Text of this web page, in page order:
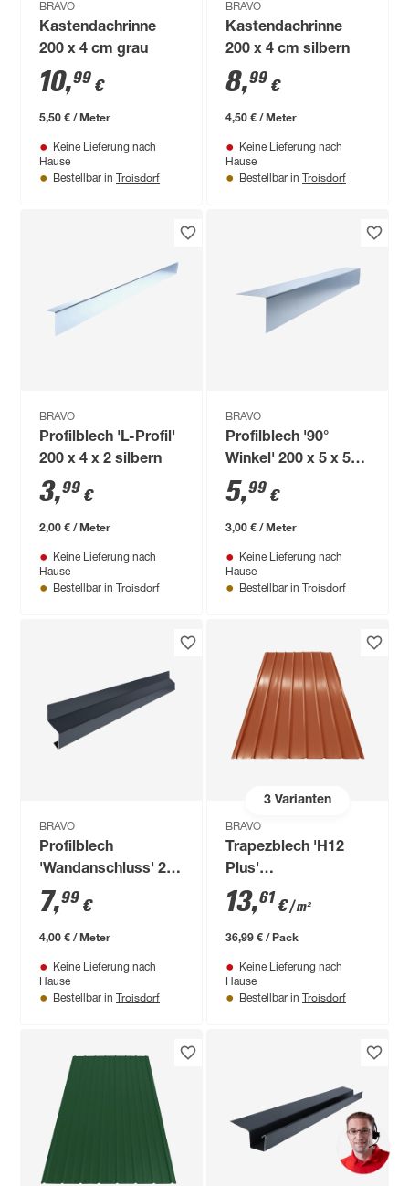
BRAVO
Kastendachrinne
200 x 4 cm grau
10,99 €
5,50 € / Meter
Keine Lieferung nach
Hause
Bestellbar in Troisdorf
BRAVO
Kastendachrinne
200 x 4 cm silbern
8,99 €
4,50 € / Meter
Keine Lieferung nach
Hause
Bestellbar in Troisdorf
BRAVO
Profilblech 'L-Profil'
200 x 4 x 2 silbern
3,99 €
2,00 € / Meter
Keine Lieferung nach
Hause
Bestellbar in Troisdorf
BRAVO
Profilblech '90°
Winkel' 200 x 5 x 5
cm silber
5,99 €
3,00 € / Meter
Keine Lieferung nach
Hause
Bestellbar in Troisdorf
BRAVO
Profilblech
'Wandanschluss' 200
x 2 x 6 cm grau
7,99 €
4,00 € / Meter
Keine Lieferung nach
Hause
Bestellbar in Troisdorf
3Varianten
BRAVO
Trapezblech 'H12
Plus'
terrakottafarben 300
x 90,6 x 0,04 cm
13,61€/ m²
36,99 € / Pack
Keine Lieferung nach
Hause
Bestellbar in Troisdorf